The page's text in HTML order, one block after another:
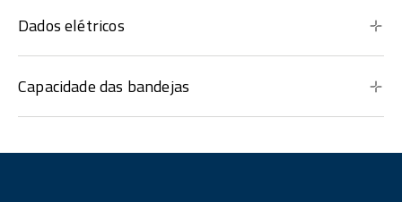
Dados elétricos
Capacidade das bandejas